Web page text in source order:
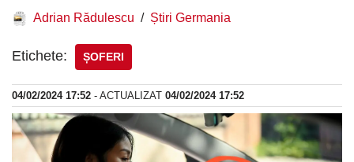
Adrian Rădulescu Știri Germania
Etichete: ȘOFERI
04/02/2024 17:52 - ACTUALIZAT 04/02/2024 17:52